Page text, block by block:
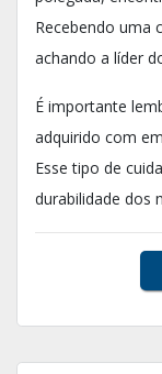
Recebendo uma
achando a líder
É importante
adquirido com
Esse tipo de
durabilidade dos